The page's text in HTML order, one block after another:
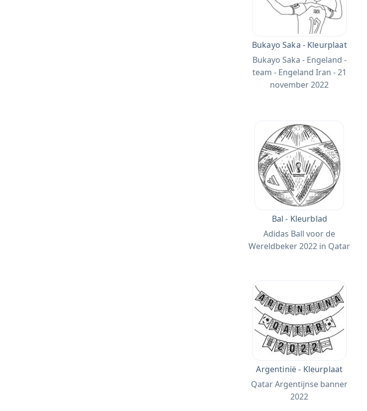
Bukayo Saka - Kleurplaat
Bukayo Saka - Engeland -
team - Engeland Iran - 21
november 2022
Bal - Kleurblad
Adidas Ball voor de
Wereldbeker 2022 in Qatar
Argentinië - Kleurplaat
Qatar Argentijnse banner
2022